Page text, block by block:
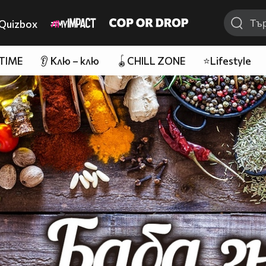
👂 Клю – клю 🪀CHILL ZONE ⭐Lifestyle